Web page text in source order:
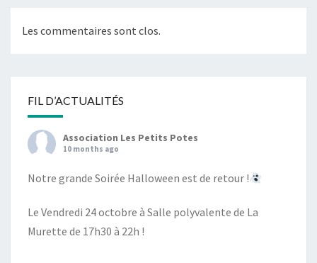
Les commentaires sont clos.
FIL D’ACTUALITÉS
Association Les Petits Potes
10 months ago
Notre grande Soirée Halloween est de retour !
Le Vendredi 24 octobre à Salle polyvalente de La
Murette de 17h30 à 22h !